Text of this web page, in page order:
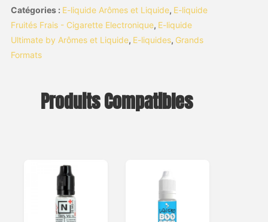
Catégories : E-liquide Arômes et Liquide, E-liquide
Fruités Frais - Cigarette Electronique, E-liquide
Ultimate by Arômes et Liquide, E-liquides, Grands
Formats
Produits Compatibles